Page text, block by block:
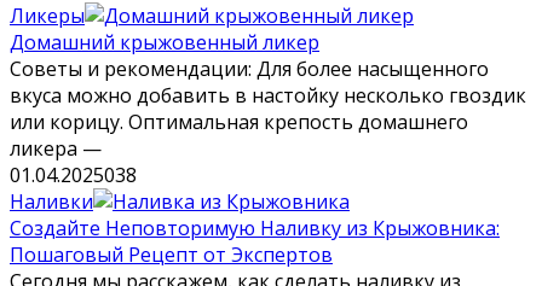
Ликеры
Домашний крыжовенный ликер
Советы и рекомендации: Для более насыщенного
вкуса можно добавить в настойку несколько гвоздик
или корицу. Оптимальная крепость домашнего
ликера —
01.04.2025038
Наливки
Создайте Неповторимую Наливку из Крыжовника:
Пошаговый Рецепт от Экспертов